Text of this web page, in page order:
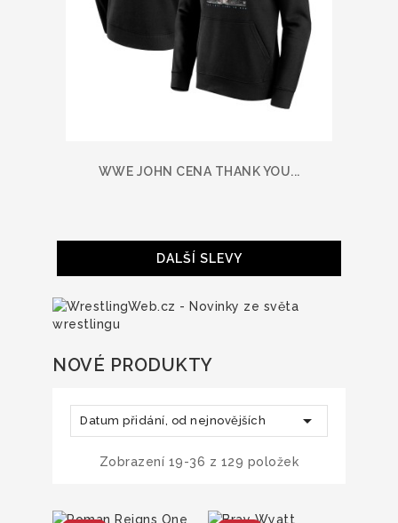
WWE JOHN CENA THANK YOU...
DALŠÍ SLEVY
NOVÉ PRODUKTY
Datum přidání, od nejnovějších 
Zobrazení 19-36 z 129 položek